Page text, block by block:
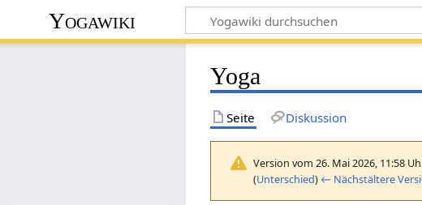
Yogawiki
Yoga
Seite Diskussion
Version vom 26. Mai 2026, 11:58
(Unterschied) ← Nächstältere